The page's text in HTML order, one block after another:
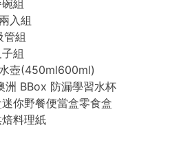
組
入組
管組
組
壺(450ml600ml)
洲 BBox 防漏學習水杯
你野餐便當盒零食盒
料理紙